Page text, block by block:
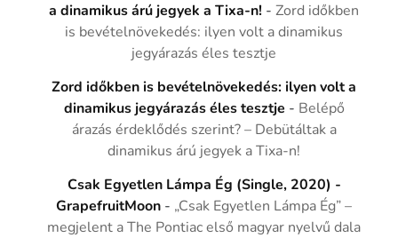
a dinamikus árú jegyek a Tixa-n! -Zord időkben
is bevételnövekedés: ilyen volt a dinamikus
jegyárazás éles tesztje
Zord időkben is bevételnövekedés: ilyen volt a
dinamikus jegyárazás éles tesztje - Belépő
árazás érdeklődés szerint? – Debütáltak a
dinamikus árú jegyek a Tixa-n!
Csak Egyetlen Lámpa Ég (Single, 2020) -
GrapefruitMoon - „Csak Egyetlen Lámpa Ég” –
megjelent a The Pontiac első magyar nyelvű dala